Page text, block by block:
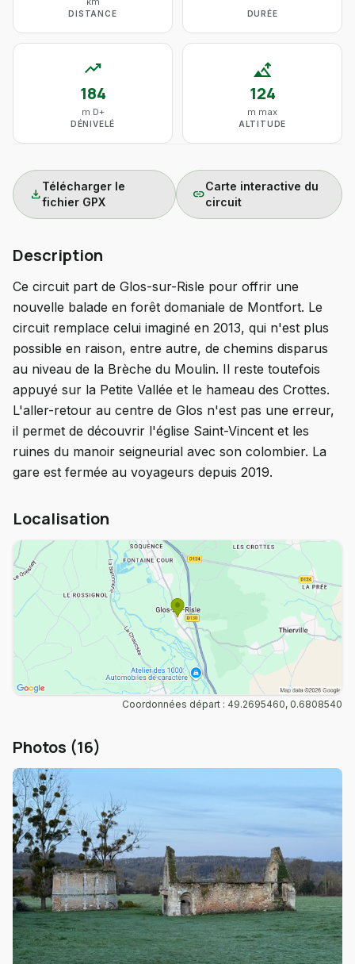
DISTANCE DURÉE
trending_up
184
m D+
DÉNIVELÉ
altitude
124
m max
ALTITUDE
download
Télécharger le
fichier GPX
link
Carte interactive du
circuit
Description
Ce circuit part de Glos-sur-Risle pour offrir une
nouvelle balade en forêt domaniale de Montfort. Le
circuit remplace celui imaginé en 2013, qui n'est plus
possible en raison, entre autre, de chemins disparus
au niveau de la Brèche du Moulin. Il reste toutefois
appuyé sur la Petite Vallée et le hameau des Crottes.
L'aller-retour au centre de Glos n'est pas une erreur,
il permet de découvrir l'église Saint-Vincent et les
ruines du manoir seigneurial avec son colombier. La
gare est fermée au voyageurs depuis 2019.
Localisation
Coordonnées départ : 49.2695460, 0.6808540
Photos (16)